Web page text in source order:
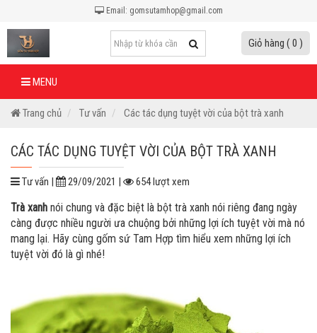
Email: gomsutamhop@gmail.com
Giỏ hàng ( 0 )
MENU
Trang chủ Tư vấn Các tác dụng tuyệt vời của bột trà xanh
CÁC TÁC DỤNG TUYỆT VỜI CỦA BỘT TRÀ XANH
Tư vấn | 29/09/2021 | 654 lượt xem
Trà xanh nói chung và đặc biệt là bột trà xanh nói riêng đang ngày
càng được nhiều người ưa chuộng bởi những lợi ích tuyệt vời mà nó
mang lại. Hãy cùng gốm sứ Tam Hợp tìm hiểu xem những lợi ích
tuyệt vời đó là gì nhé!